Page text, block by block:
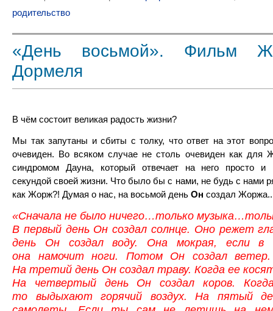
родительство
«День восьмой». Фильм
Дормеля
В чём состоит великая радость жизни?
Мы так запутаны и сбиты с толку, что ответ на этот
очевиден. Во всяком случае не столь очевиден как для
синдромом Дауна, который отвечает на него просто и
секундой своей жизни. Что было бы с нами, не будь с нами
как Жорж?! Думая о нас, на восьмой день Он создал
«Сначала не было ничего…только
В первый день Он создал солнце. Оно режет
день Он создал воду. Она мокрая, если в
она намочит ноги. Потом Он создал
На третий день Он создал траву. Когда ее
На четвертый день Он создал коров.
то выдыхают горячий воздух. На пятый